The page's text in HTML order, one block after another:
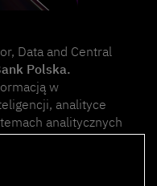
Data and Central
Polska.
w
analityce
analitycznych